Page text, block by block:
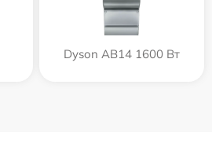
Dyson AB14 1600 Вт